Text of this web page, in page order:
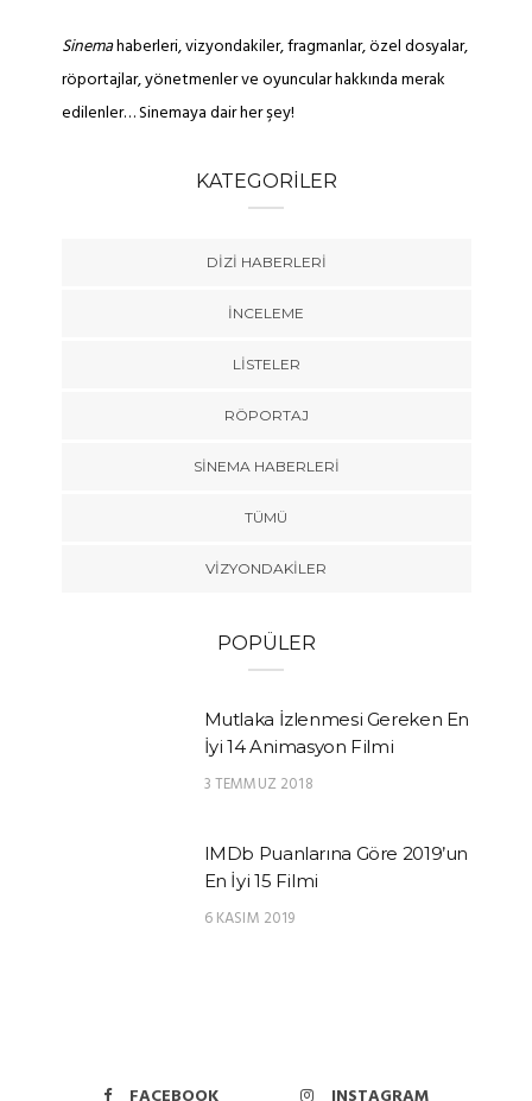
Sinemahaberleri, vizyondakiler, fragmanlar, özel dosyalar,
röportajlar, yönetmenler ve oyuncular hakkında merak
edilenler… Sinemaya dair her şey!
KATEGORILER
DIZI HABERLERI
İNCELEME
LISTELER
RÖPORTAJ
SINEMA HABERLERI
TÜMÜ
VIZYONDAKILER
POPÜLER
Mutlaka İzlenmesi Gereken En
İyi 14 Animasyon Filmi
3 TEMMUZ 2018
IMDb Puanlarına Göre 2019’un
En İyi 15 Filmi
6 KASIM 2019